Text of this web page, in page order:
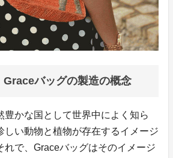
グの製造の概念
豊かな国として世界中によく知ら
しい動物と植物が存在するイメージ
れで、Graceバッグはそのイメージ